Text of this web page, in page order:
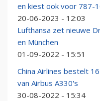
en kiest ook voor 787-
20-06-2023 - 12:03
Lufthansa zet nieuwe
en München
01-09-2022 - 15:51
China Airlines bestelt
van Airbus A330's
30-08-2022 - 15:34